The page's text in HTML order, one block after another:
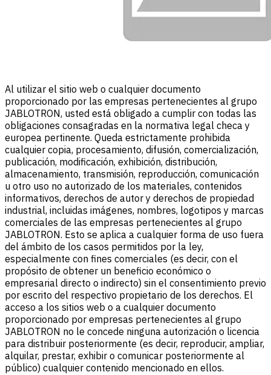
Al utilizar el sitio web o cualquier documento
proporcionado por las empresas pertenecientes al grupo
JABLOTRON, usted está obligado a cumplir con todas las
obligaciones consagradas en la normativa legal checa y
europea pertinente. Queda estrictamente prohibida
cualquier copia, procesamiento, difusión, comercialización,
publicación, modificación, exhibición, distribución,
almacenamiento, transmisión, reproducción, comunicación
u otro uso no autorizado de los materiales, contenidos
informativos, derechos de autor y derechos de propiedad
industrial, incluidas imágenes, nombres, logotipos y marcas
comerciales de las empresas pertenecientes al grupo
JABLOTRON. Esto se aplica a cualquier forma de uso fuera
del ámbito de los casos permitidos por la ley,
especialmente con fines comerciales (es decir, con el
propósito de obtener un beneficio económico o
empresarial directo o indirecto) sin el consentimiento previo
por escrito del respectivo propietario de los derechos. El
acceso a los sitios web o a cualquier documento
proporcionado por empresas pertenecientes al grupo
JABLOTRON no le concede ninguna autorización o licencia
para distribuir posteriormente (es decir, reproducir, ampliar,
alquilar, prestar, exhibir o comunicar posteriormente al
público) cualquier contenido mencionado en ellos.